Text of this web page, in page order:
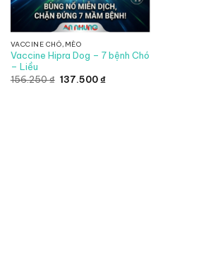
VACCINE CHÓ,MÈO
Vaccine Hipra Dog – 7 bệnh Chó
– Liều
156.250₫ Giá
137.500₫Giá